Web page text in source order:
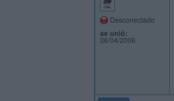
Desconectado
se unió:
26/04/2006